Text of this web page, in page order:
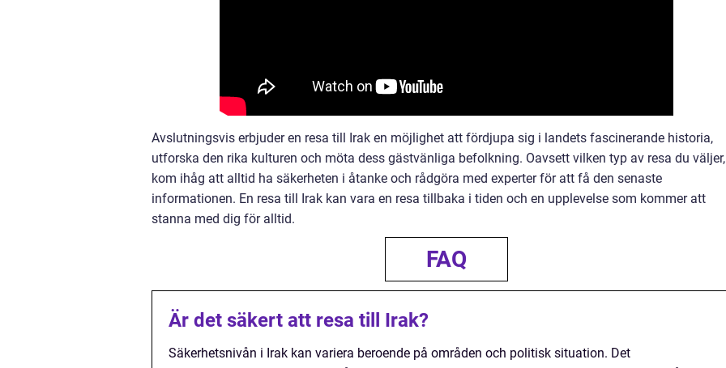
Avslutningsvis erbjuder en resa till Irak en möjlighet att fördjupa sig i landets fascinerande historia,
utforska den rika kulturen och möta dess gästvänliga befolkning. Oavsett vilken typ av resa du väljer,
kom ihåg att alltid ha säkerheten i åtanke och rådgöra med experter för att få den senaste
informationen. En resa till Irak kan vara en resa tillbaka i tiden och en upplevelse som kommer att
stanna med dig för alltid.
FAQ
Är det säkert att resa till Irak?
Säkerhetsnivån i Irak kan variera beroende på områden och politisk situation. Det